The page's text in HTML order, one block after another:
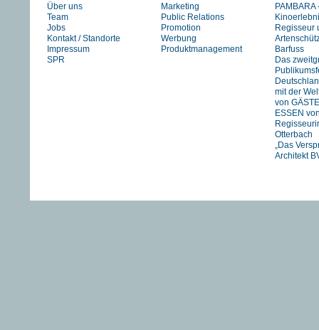
Über uns
Team
Jobs
Kontakt / Standorte
Impressum
SPR
Marketing
Public Relations
Promotion
Werbung
Produktmanagement
Regisseur
Barfuss
Das
mit der
von
ESSEN
Otterbach
„Das
Architekt
exklusiv in